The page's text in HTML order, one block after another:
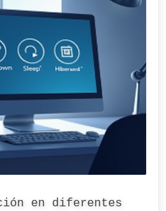
en diferentes